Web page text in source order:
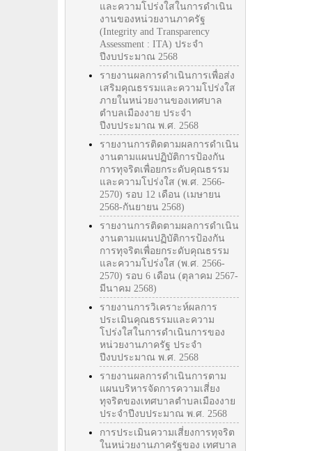
และความโปร่งใสในการดำเนิน
งานของหน่วยงานภาครัฐ
(Integrity and Transparency
Assessment : ITA) ประจำ
ปีงบประมาณ 2568
รายงานผลการดำเนินการเพื่อส่ง
เสริมคุณธรรมและความโปร่งใส
ภายในหน่วยงานของเทศบาล
ตำบลเมืองงาย ประจำ
ปีงบประมาณ พ.ศ. 2568
รายงานการติดตามผลการดำเนิน
งานตามแผนปฏิบัติการป้องกัน
การทุจริตเพื่อยกระดับคุณธรรม
และความโปร่งใส (พ.ศ. 2566-
2570) รอบ 12 เดือน (เมษายน
2568-กันยายน 2568)
รายงานการติดตามผลการดำเนิน
งานตามแผนปฏิบัติการป้องกัน
การทุจริตเพื่อยกระดับคุณธรรม
และความโปร่งใส (พ.ศ. 2566-
2570) รอบ 6 เดือน (ตุลาคม 2567-
มีนาคม 2568)
รายงานการวิเคราะห์ผลการ
ประเมินคุณธรรมและความ
โปร่งใสในการดำเนินการของ
หน่วยงานภาครัฐ ประจำ
ปีงบประมาณ พ.ศ. 2568
รายงานผลการดำเนินการตาม
แผนบริหารจัดการความเสี่ยง
ทุจริตของเทศบาลตำบลเมืองงาย
ประจำปีงบประมาณ พ.ศ. 2568
การประเมินความเสี่ยงการทุจริต
ในหน่วยงานภาครัฐของ เทศบาล